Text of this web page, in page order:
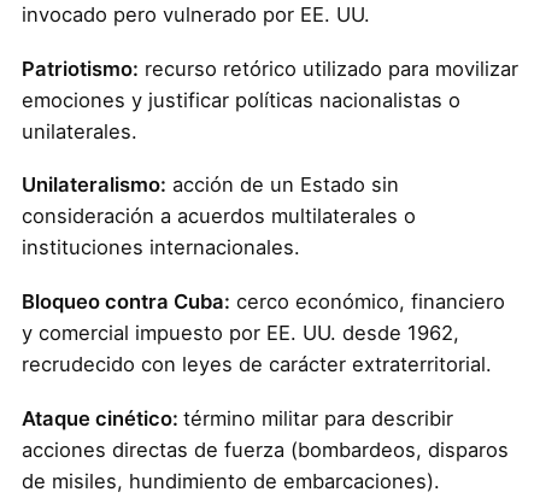
invocado pero vulnerado por EE. UU.
Patriotismo: recurso retórico utilizado para movilizar
emociones y justificar políticas nacionalistas o
unilaterales.
Unilateralismo: acción de un Estado sin
consideración a acuerdos multilaterales o
instituciones internacionales.
Bloqueo contra Cuba: cerco económico, financiero
y comercial impuesto por EE. UU. desde 1962,
recrudecido con leyes de carácter extraterritorial.
Ataque cinético: término militar para describir
acciones directas de fuerza (bombardeos, disparos
de misiles, hundimiento de embarcaciones).